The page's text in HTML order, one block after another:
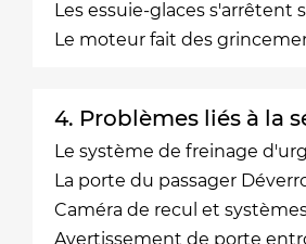
Les essuie-glaces s'arrêtent
Le moteur fait des
4. Problèmes liés à la
Le système de freinage
La porte du passager
Caméra de recul et
Avertissement de porte